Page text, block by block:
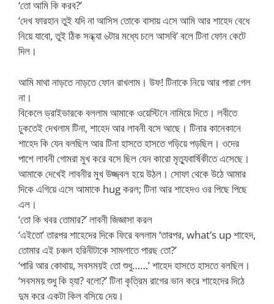
‘তো আমি কি করব?’
‘দেখ ফারহান তুই যদি না আসিস তোকে বাসায় এসে আমি আর শাহেদ বেধে
নিয়ে যাবো, তুই ঠিক সন্ধ্যা ৬টার মধ্যে চলে আসবি’ বলে টিনা ফোন কেটে
দিল।
আমি মাথা নাড়তে নাড়তে ফোন রাখলাম। উফ! টিনাকে নিয়ে আর পারা গেল
না।
বিকেলে ড্রাইভারকে বললাম আমাকে ওয়েস্টিনে নামিয়ে দিতে। লবীতে
ঢুকতেই দেখলাম টিনা, শাহেদ আর লাবনী বসে আছে। টিনার কানেকানে
শাহেদ কি যেন বলছিল আর টিনা হাসতে হাসতে গড়িয়ে পড়ছিল। ওদের
পাশে লাবনী গোমরা মুখ করে বসে ছিল যেন কারো মৃত্যুবার্ষিকীতে এসেছে।
আমাকে দেখেই লাবনীর মুখ উজ্জ্বল হয়ে উঠল। সোফা থেকে উঠে আমার
দিকে এগিয়ে এসে আমাকে hug করল; টিনা আর শাহেদও ওর পিছে পিছে
এল।
‘তো কি খবর তোমার?’ লাবনী জিজ্ঞাসা করল
‘এইতো’ তারপর শাহেদের দিকে ফিরে বললাম ‘তারপর, what’s up শাহেদ,
তোমার এই চঞ্চল হরিনীটাকে সামলাতে পারছ তো?’
‘পারি আর কোথায়, সবসময়ই তো শুধু……’ শাহেদ হাসতে হাসতে বলছিল।
‘সবসময় শুধু কি হ্যা? বলো?’ টিনা কৃত্রিম রাগের ভান করে শাহেদের দিঠে
দুম করে একটা কিল বসিয়ে দেয়।